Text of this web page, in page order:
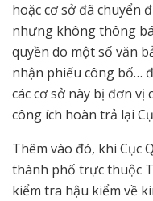
hoặc cơ sở đã chuyển
nhưng không thông
quyền do một số văn
nhận phiếu công bố…
các cơ sở này bị đơn
công ích hoàn trả lại
Thêm vào đó, khi Cục
thành phố trực thuộc
kiểm tra hậu kiểm về